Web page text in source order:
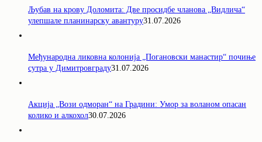
Љубав на крову Доломита: Две просидбе чланова „Видлича“
улепшале планинарску авантуру31.07.2026
Међународна ликовна колонија „Погановски манастир“ почиње
сутра у Димитровграду31.07.2026
Акција „Вози одморан“ на Градини: Умор за воланом опасан
колико и алкохол30.07.2026